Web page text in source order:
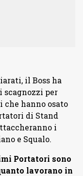
il Boss ha
scagnozzi per
che hanno osato
di Stand
i
e Squalo.
Portatori sono
lavorano in